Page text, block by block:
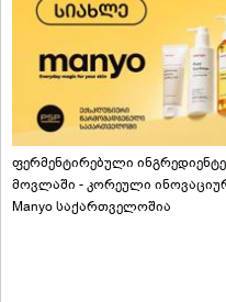
ფერმენტირებული
მოვლაში - კორეული
Manyo საქართველოშია